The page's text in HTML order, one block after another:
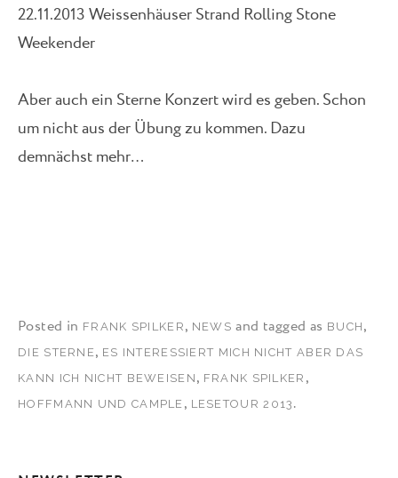
22.11.2013 Weissenhäuser Strand Rolling Stone
Weekender
Aber auch ein Sterne Konzert wird es geben. Schon
um nicht aus der Übung zu kommen. Dazu
demnächst mehr…
Posted in FRANK SPILKER , NEWS and tagged as BUCH ,
DIE STERNE, ES INTERESSIERT MICH NICHT ABER DAS
KANN ICH NICHT BEWEISEN , FRANK SPILKER ,
HOFFMANN UND CAMPLE , LESETOUR 2013 .